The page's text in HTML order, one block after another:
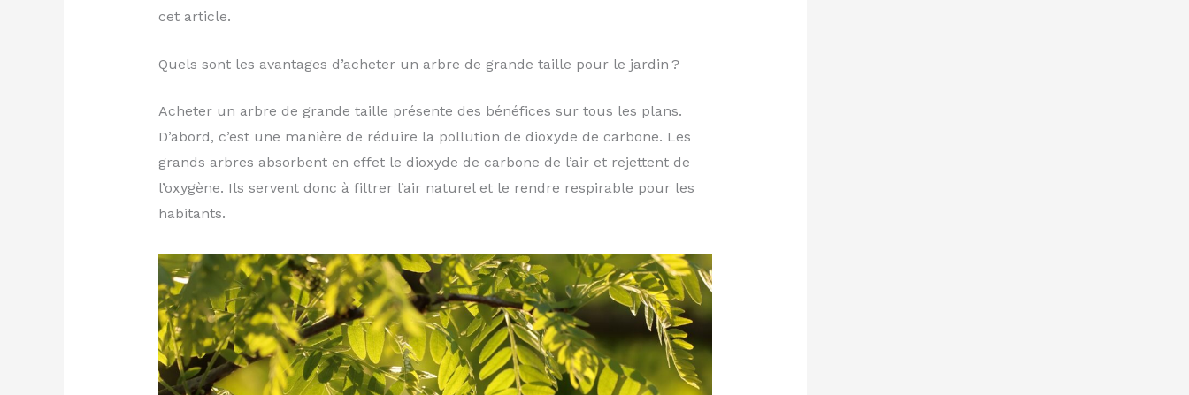
cet article.
Quels sont les avantages d’acheter un arbre de grande taille pour le jardin ?
Acheter un arbre de grande taille présente des bénéfices sur tous les plans.
D’abord, c’est une manière de réduire la pollution de dioxyde de carbone. Les
grands arbres absorbent en effet le dioxyde de carbone de l’air et rejettent de
l’oxygène. Ils servent donc à filtrer l’air naturel et le rendre respirable pour les
habitants.